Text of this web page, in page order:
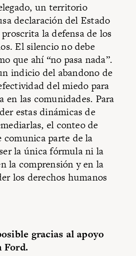
un territorio
declaración del Estado
la defensa de los
El silencio no debe
que ahí “no pasa nada”.
indicio del abandono de
del miedo para
en las comunidades. Para
estas dinámicas de
el conteo de
comunica parte de la
la única fórmula ni la
la comprensión y en la
los derechos humanos
gracias al apoyo
Ford.